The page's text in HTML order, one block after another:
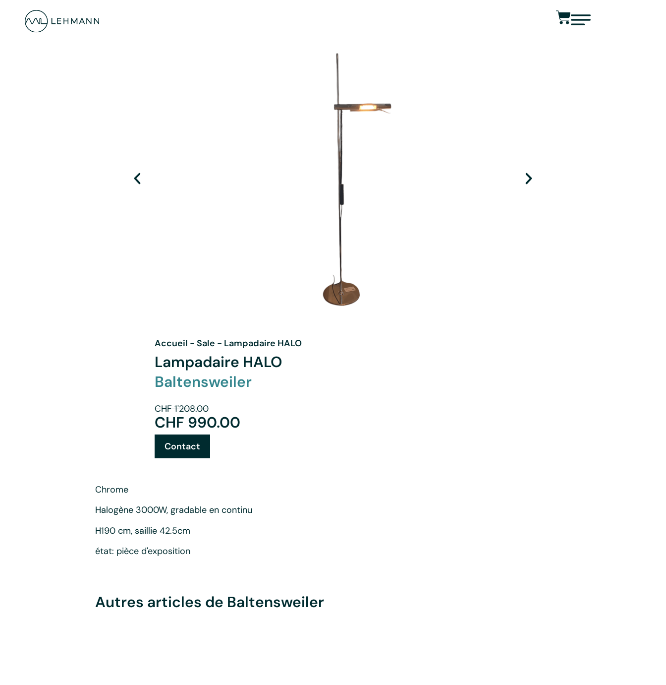
Accueil - Sale - Lampadaire HALO
Lampadaire HALO
Baltensweiler
CHF1'208.00
CHF 990.00
Contact
Chrome
Halogène 3000W, gradable en continu
H190 cm, saillie 42.5cm
état: pièce d'exposition
Autres articles de Baltensweiler